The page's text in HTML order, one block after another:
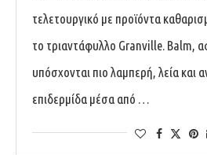
τελετουργικό με προϊόντα
το τριαντάφυλλο Granville. Balm,
υπόσχονται πιο λαμπερή, λεία και
επιδερμίδα μέσα από …